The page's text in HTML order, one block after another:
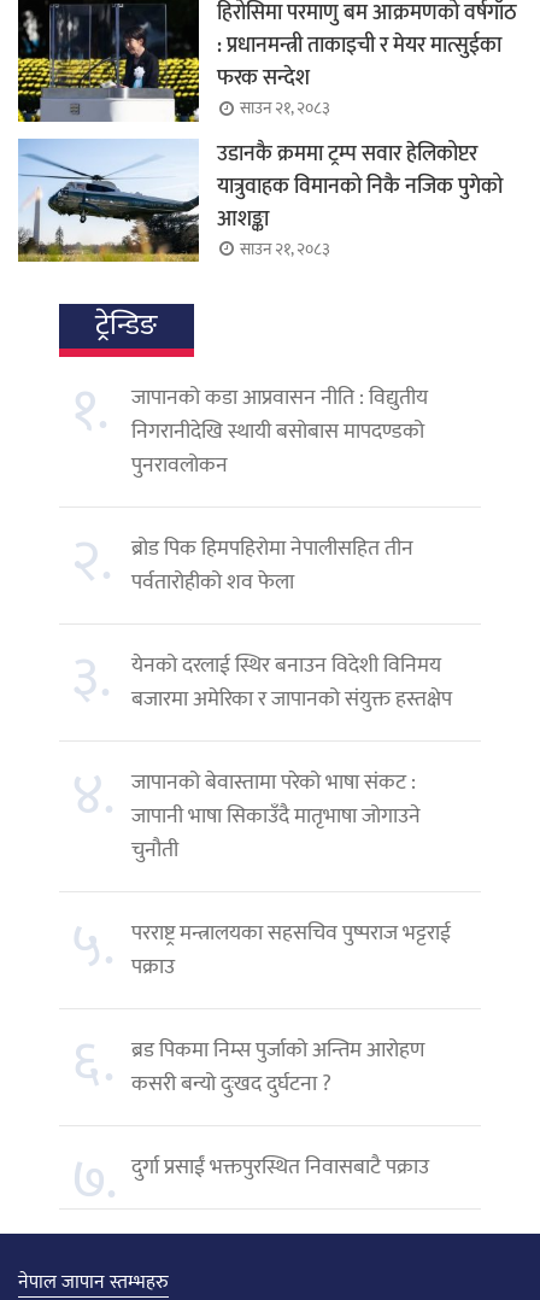
हिरोसिमा परमाणु बम आक्रमणको वर्षगाँठ
: प्रधानमन्त्री ताकाइची र मेयर मात्सुईका
फरक सन्देश
साउन २१, २०८३
उडानकै क्रममा ट्रम्प सवार हेलिकोप्टर
यात्रुवाहक विमानको निकै नजिक पुगेको
आशङ्का
साउन २१, २०८३
ट्रेन्डिङ
१.
जापानको कडा आप्रवासन नीति : विद्युतीय
निगरानीदेखि स्थायी बसोबास मापदण्डको
पुनरावलोकन
२. ब्रोड पिक हिमपहिरोमा नेपालीसहित तीन
पर्वतारोहीको शव फेला
३.
येनको दरलाई स्थिर बनाउन विदेशी विनिमय
बजारमा अमेरिका र जापानको संयुक्त हस्तक्षेप
४. जापानको बेवास्तामा परेको भाषा संकट :
जापानी भाषा सिकाउँदै मातृभाषा जोगाउने
चुनौती
५. परराष्ट्र मन्त्रालयका सहसचिव पुष्पराज भट्टराई
पक्राउ
६. ब्रड पिकमा निम्स पुर्जाको अन्तिम आरोहण
कसरी बन्यो दुःखद दुर्घटना ?
७. दुर्गा प्रसाईं भक्तपुरस्थित निवासबाटै पक्राउ
नेपाल जापान स्तम्भहरु